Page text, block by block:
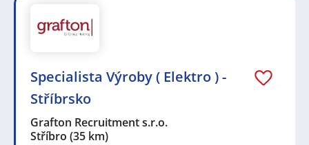
Specialista Výroby ( Elektro ) -
Stříbrsko
Grafton Recruitment s.r.o.
Stříbro (35 km)